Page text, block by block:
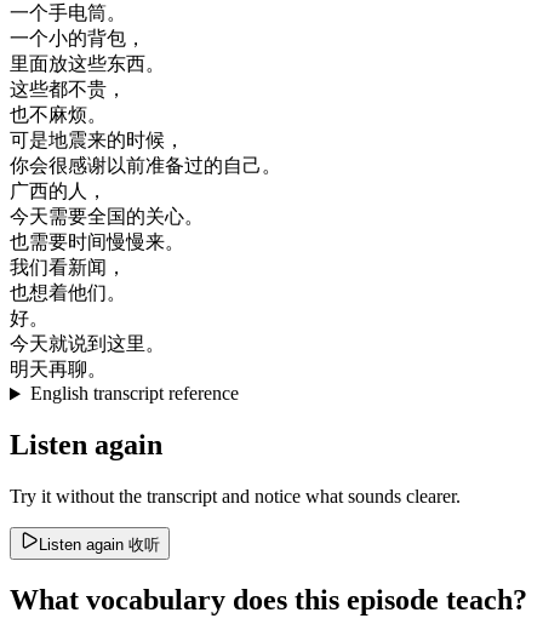
一个手电筒。
一个小的背包 ，
里面放这些东西。
这些都不贵 ，
也不麻烦。
可是地震来的时候 ，
你会很感谢以前准备过的自己。
广西的人 ，
今天需要全国的关心。
也需要时间慢慢来。
我们看新闻 ，
也想着他们。
好。
今天就说到 这里。
明天再聊。
English transcript reference
Listen again
Try it without the transcript and notice what sounds clearer.
Listen again 收听
What vocabulary does this episode teach?